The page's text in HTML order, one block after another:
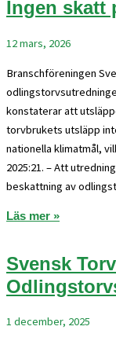
Ingen
12 mars, 2026
Branschföreningen
konstaterar att
torvbrukets utsläpp
nationella klimatmål,
2025:21. – Att
beskattning av
Läs mer »
Svensk
1 december, 2025